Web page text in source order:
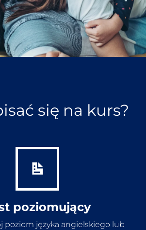
się na kurs?
poziomujący
poziom języka angielskiego lub